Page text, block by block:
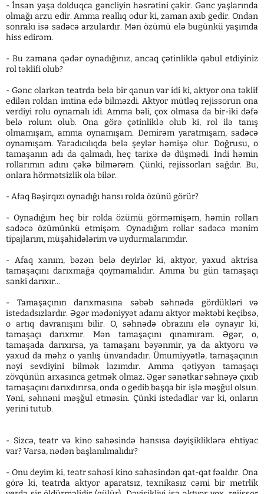
- İnsan yaşa dolduqca gəncliyin həsrətini çəkir. Gənc yaşlarında
olmağı arzu edir. Amma reallıq odur ki, zaman axıb gedir. Ondan
sonrakı isə sadəcə arzulardır. Mən özümü elə bugünkü yaşımda
hiss edirəm.
- Bu zamana qədər oynadığınız, ancaq çətinliklə qəbul etdiyiniz
rol təklifi olub?
- Gənc olarkən teatrda belə bir qanun var idi ki, aktyor ona təklif
edilən roldan imtina edə bilməzdi. Aktyor mütləq rejissorun ona
verdiyi rolu oynamalı idi. Amma bəli, çox olmasa da bir-iki dəfə
belə rolum olub. Ona görə çətinliklə olub ki, rol ilə tanış
olmamışam, amma oynamışam. Demirəm yaratmışam, sadəcə
oynamışam. Yaradıcılıqda belə şeylər həmişə olur. Doğrusu, o
tamaşanın adı da qalmadı, heç tarixə də düşmədi. İndi həmin
rollarımın adını çəkə bilmərəm. Çünki, rejissorları sağdır. Bu,
onlara hörmətsizlik ola bilər.
- Afaq Bəşirqızı oynadığı hansı rolda özünü görür?
- Oynadığım heç bir rolda özümü görməmişəm, həmin rolları
sadəcə özümünkü etmişəm. Oynadığım rollar sadəcə mənim
tipajlarım, müşahidələrim və uydurmalarımdır.
- Afaq xanım, bəzən belə deyirlər ki, aktyor, yaxud aktrisa
tamaşaçını darıxmağa qoymamalıdır. Amma bu gün tamaşaçı
sanki darıxır...
- Tamaşaçının darıxmasına səbəb səhnədə gördükləri və
istedadsızlardır. Əgər mədəniyyət adamı aktyor məktəbi keçibsə,
o artıq davranışını bilir. O, səhnədə obrazını elə oynayır ki,
tamaşaçı darıxmır. Mən tamaşaçını qınamıram. Əgər, o,
tamaşada darıxırsa, ya tamaşanı bəyənmir, ya da aktyoru və
yaxud da məhz o yanlış ünvandadır. Ümumiyyətlə, tamaşaçının
nəyi sevdiyini bilmək lazımdır. Amma qətiyyən tamaşaçı
zövqünün arxasınca getmək olmaz. Əgər sənətkar səhnəyə çıxıb
tamaşaçını darıxdırırsa, onda o gedib başqa bir işlə məşğul olsun.
Yəni, səhnəni məşğul etməsin. Çünki istedadlar var ki, onların
yerini tutub.
- Sizcə, teatr və kino sahəsində hansısa dəyişikliklərə ehtiyac
var? Varsa, nədən başlanılmalıdır?
- Onu deyim ki, teatr sahəsi kino sahəsindən qat-qat fəaldır. Ona
görə ki, teatrda aktyor aparatsız, texnikasız cəmi bir metrlik